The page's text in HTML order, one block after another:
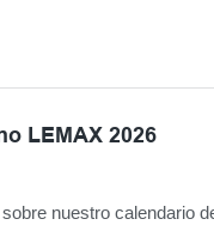
LEMAX 2026
nuestro calendario